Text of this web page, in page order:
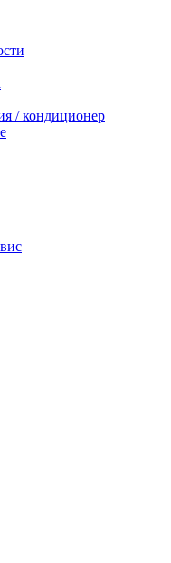
/ кондиционер